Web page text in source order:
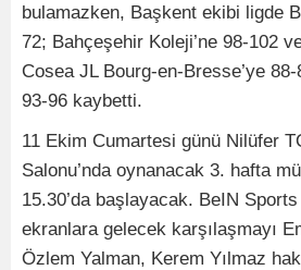
bulamazken, Başkent ekibi ligde
72; Bahçeşehir Koleji’ne 98-102
Cosea JL Bourg-en-Bresse’ye
93-96 kaybetti.
11 Ekim Cumartesi günü Nilüfer
Salonu’nda oynanacak 3. hafta
15.30’da başlayacak. BeIN Sports
ekranlara gelecek karşılaşmayı
Özlem Yalman, Kerem Yılmaz